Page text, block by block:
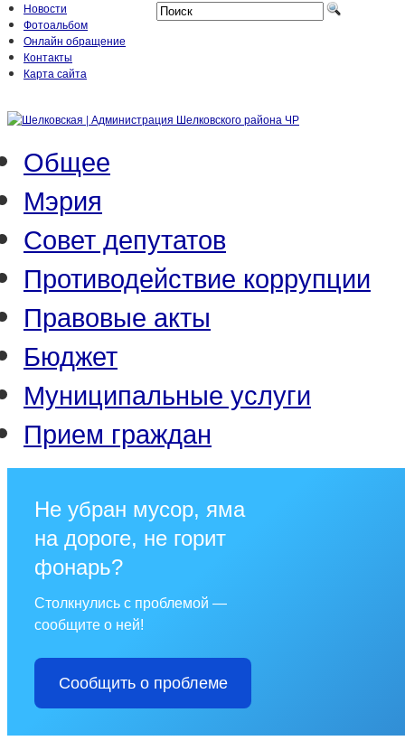
Новости
Фотоальбом
Онлайн обращение
Контакты
Карта сайта
Общее
Мэрия
Совет депутатов
Противодействие коррупции
Правовые акты
Бюджет
Муниципальные услуги
Прием граждан
Не убран мусор, яма
на дороге, не горит
фонарь?
Столкнулись с проблемой —
сообщите о ней!
Сообщить о проблеме